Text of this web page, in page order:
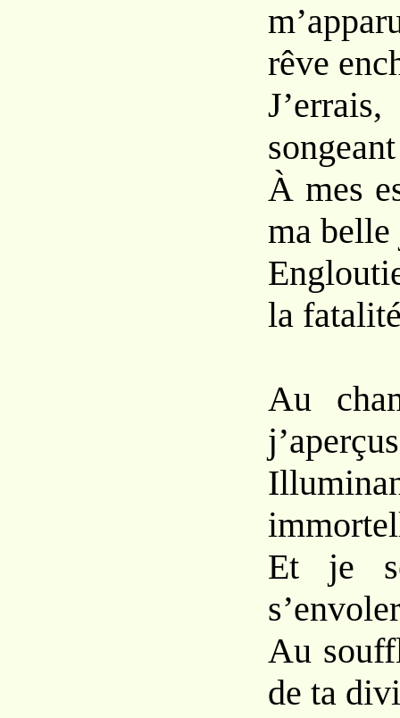
rêve
À mes
ma belle
la
Au
Et je
Au
de ta